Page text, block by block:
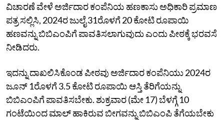
ವಿಚಾರಣೆ ವೇಳೆ ಅರ್ಜಿದಾರ ಕಂಪೆನಿಯ ಹಣಕಾಸು ಅಧಿಕಾರಿ ಪ್ರಮಾಣ
ಪತ್ರ ಸಲ್ಲಿಸಿ, 2024ರ ಜುಲೈ 31ರೊಳಗೆ 20 ಕೋಟಿ ರೂಪಾಯಿ
ಹಣವನ್ನು ಬಿಬಿಎಂಪಿಗೆ ಪಾವತಿಸಲಾಗುವುದು ಎಂದು ಪೀಠಕ್ಕೆ ಭರವಸೆ
ನೀಡಿದರು.
ಇದನ್ನು ದಾಖಲಿಸಿಕೊಂಡ ಪೀಠವು ಅರ್ಜಿದಾರ ಕಂಪೆನಿಯು 2024ರ
ಜೂನ್‌ 1ರೊಳಗೆ 3.5 ಕೋಟಿ ರೂಪಾಯಿ ಆಸ್ತಿ ತೆರಿಗೆಯನ್ನು
ಬಿಬಿಎಂಪಿಗೆ ಪಾವತಿಸಬೇಕು. ಶುಕ್ರವಾರ (ಮೇ 17) ಬೆಳಗ್ಗೆ 10
ಗಂಟೆಯಿಂದ ಮಾಲ್‌ ಹಾಕಿರುವ ಬೀಗವನ್ನು ಬಿಬಿಎಂಪಿ ತೆಗೆಯಬೇಕು